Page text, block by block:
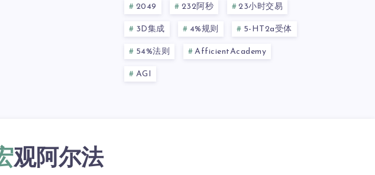
2049 232阿秒 23小时交易
3D集成 4%规则 5-HT2a受体
54%法则 AfficientAcademy
AGI
宏观阿尔法